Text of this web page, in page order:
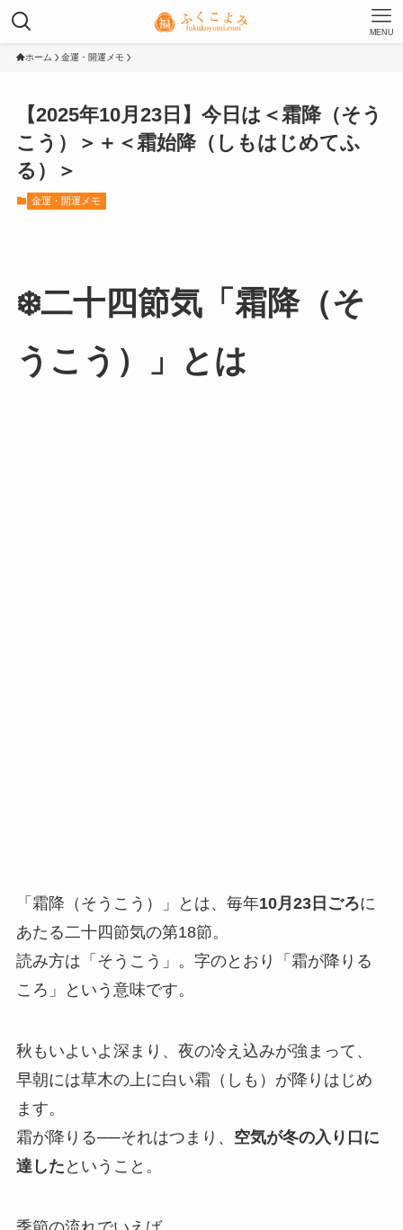
MENU
ホーム 金運・開運メモ
【2025年10月23日】今日は＜霜降（そう
こう）＞＋＜霜始降（しもはじめてふ
る）＞
金運・開運メモ
❄️二十四節気「霜降（そ
うこう）」とは
「霜降（そうこう）」とは、毎年10月23日ごろに
あたる二十四節気の第18節。
読み方は「そうこう」。字のとおり「霜が降りる
ころ」という意味です。
秋もいよいよ深まり、夜の冷え込みが強まって、
早朝には草木の上に白い霜（しも）が降りはじめ
ます。
霜が降りる──それはつまり、 空気が冬の入り口に
達した ということ。